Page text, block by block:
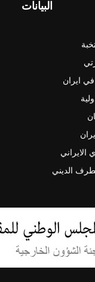
البيانات
في ايران
الايراني
الديني